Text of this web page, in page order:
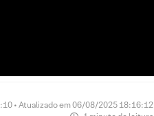
• Atualizado em 06/08/2025 18:16:12